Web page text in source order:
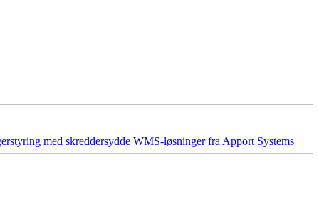
med skreddersydde WMS-løsninger fra Apport Systems